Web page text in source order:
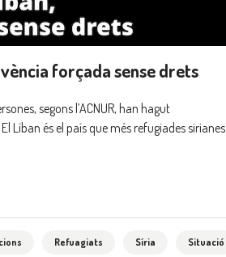
forçada sense drets
segons l’ACNUR, han hagut
Líban és el país que més refugiades sirianes
Refuagiats Síria Situació